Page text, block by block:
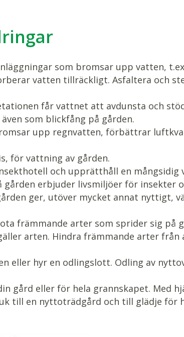
som bromsar upp vatten,
vatten tillräckligt. Asfaltera och
får vattnet att avdunsta och
som blickfång på gården.
upp regnvatten, förbättrar
för vattning av gården.
och upprätthåll en mångsidig
erbjuder livsmiljöer för insekter
ger, utöver mycket annat nyttigt,
främmande arter som sprider sig på
arten. Hindra främmande arter från
eller hyr en odlingslott. Odling av
gård eller för hela grannskapet. Med
till en nyttoträdgård och till glädje för